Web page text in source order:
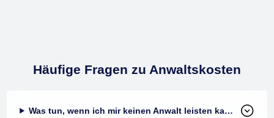
Häufige Fragen zu Anwaltskosten
Was tun, wenn ich mir keinen Anwalt leisten kann?